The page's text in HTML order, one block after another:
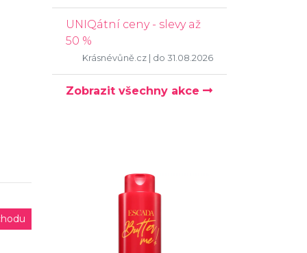
UNIQátní ceny - slevy až
50 %
Krásnévůně.cz | do 31.08.2026
Zobrazit všechny akce